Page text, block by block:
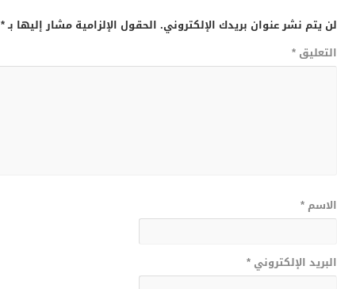
لن يتم نشر عنوان بريدك الإلكتروني. الحقول الإلزامية مشار إليها بـ*
التعليق*
الاسم*
البريد الإلكتروني*